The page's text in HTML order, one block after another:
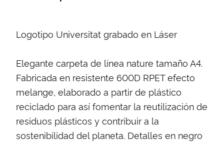
Logotipo Universitat grabado en Láser
Elegante carpeta de línea nature tamaño A4.
Fabricada en resistente 600D RPET efecto
melange, elaborado a partir de plástico
reciclado para así fomentar la reutilización de
residuos plásticos y contribuir a la
sostenibilidad del planeta. Detalles en negro